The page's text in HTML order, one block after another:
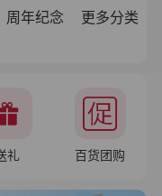
周年纪念 更多分类
礼 百货团购